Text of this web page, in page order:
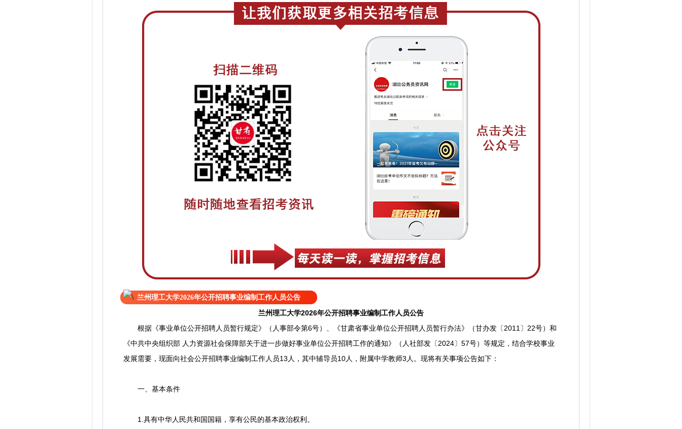
兰州理工大学2026年公开招聘事业编制工作人员公告
兰州理工大学2026年公开招聘事业编制工作人员公告
根据《事业单位公开招聘人员暂行规定》（人事部令第6号）、《甘肃省事业单位公开招聘人员暂行办法》（甘办发〔2011〕22号）和
《中共中央组织部 人力资源社会保障部关于进一步做好事业单位公开招聘工作的通知》（人社部发〔2024〕57号）等规定，结合学校事业
发展需要，现面向社会公开招聘事业编制工作人员13人，其中辅导员10人，附属中学教师3人。现将有关事项公告如下：
一、基本条件
1.具有中华人民共和国国籍，享有公民的基本政治权利。